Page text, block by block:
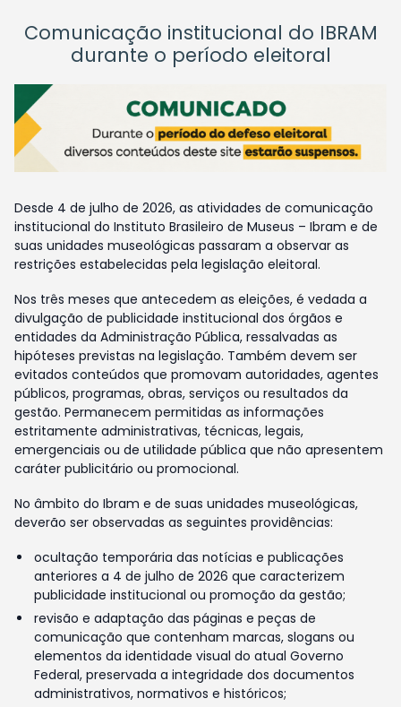
Comunicação institucional do IBRAM
durante o período eleitoral
Desde 4 de julho de 2026, as atividades de comunicação
institucional do Instituto Brasileiro de Museus – Ibram e de
suas unidades museológicas passaram a observar as
restrições estabelecidas pela legislação eleitoral.
Nos três meses que antecedem as eleições, é vedada a
divulgação de publicidade institucional dos órgãos e
entidades da Administração Pública, ressalvadas as
hipóteses previstas na legislação. Também devem ser
evitados conteúdos que promovam autoridades, agentes
públicos, programas, obras, serviços ou resultados da
gestão. Permanecem permitidas as informações
estritamente administrativas, técnicas, legais,
emergenciais ou de utilidade pública que não apresentem
caráter publicitário ou promocional.
No âmbito do Ibram e de suas unidades museológicas,
deverão ser observadas as seguintes providências:
ocultação temporária das notícias e publicações
anteriores a 4 de julho de 2026 que caracterizem
publicidade institucional ou promoção da gestão;
revisão e adaptação das páginas e peças de
comunicação que contenham marcas, slogans ou
elementos da identidade visual do atual Governo
Federal, preservada a integridade dos documentos
administrativos, normativos e históricos;